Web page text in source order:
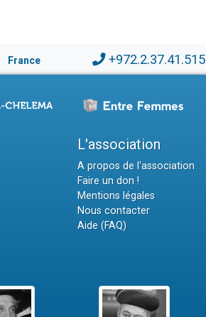
France +972.2.37.41.515
L'association
A propos de l'association
Faire un don !
Mentions légales
Nous contacter
Aide (FAQ)